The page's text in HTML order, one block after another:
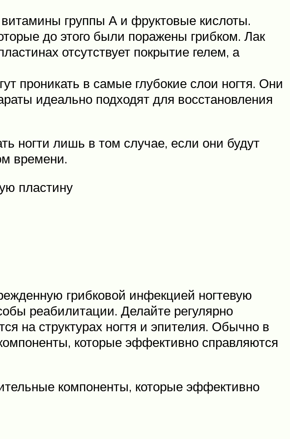
группы А и фруктовые кислоты.
до этого были поражены грибком. Лак
отсутствует покрытие гелем, а
проникать в самые глубокие слои ногтя. Они
идеально подходят для восстановления
ногти лишь в том случае, если они будут
времени.
пластину
грибковой инфекцией ногтевую
реабилитации. Делайте регулярно
на структурах ногтя и эпителия. Обычно в
которые эффективно справляются
компоненты, которые эффективно